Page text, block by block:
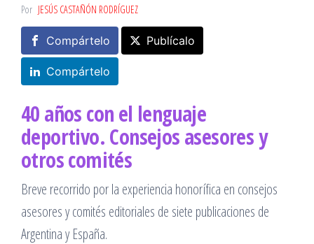
Por JESÚS CASTAÑÓN RODRÍGUEZ
Compártelo Publícalo
Compártelo
40 años con el lenguaje
deportivo. Consejos asesoresy
otros comités
Breve recorrido por la experiencia honorífica en consejos
asesores y comités editoriales de siete publicaciones de
Argentina y España.